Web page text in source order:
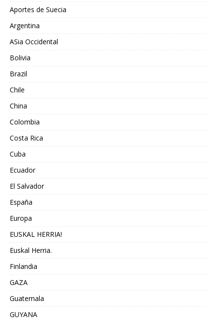
Aportes de Suecia
Argentina
ASia Occidental
Bolivia
Brazil
Chile
China
Colombia
Costa Rica
Cuba
Ecuador
El Salvador
España
Europa
EUSKAL HERRIA!
Euskal Herria.
Finlandia
GAZA
Guatemala
GUYANA